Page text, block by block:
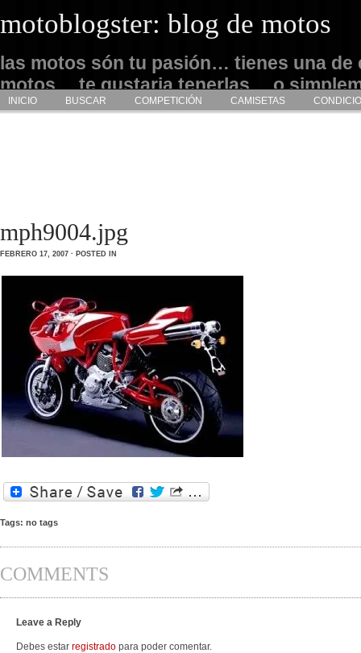
motoblogster: blog de motos
las motos són tu pasión… tienes una de
motos… te gustaria tenerlas… o
admirarlas… este es tu sitio
INICIO BUSCAR COMPETICIÓN CAMISETAS
mph9004.jpg
FEBRERO 17, 2007 · POSTED IN
Tags: no tags
COMMENTS
Leave a Reply
Debes estar registrado para poder comentar.